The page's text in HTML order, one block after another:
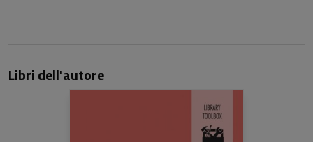
Libri dell'autore